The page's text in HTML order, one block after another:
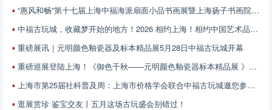
“惠风和畅”第十七届上海中福海派扇面小品书画展暨上海扬子书画院第五届扇面小品书画邀请展征稿启事
中福古玩城，收藏梦开始的地方！2026 相约上海！相约中国艺术品精品展！6月13-21日 不见不散！
重磅展讯｜元明颜色釉瓷器及标本精品展5月28日中福古玩城开幕
重磅巡展登陆上海！《御色千秋——元明颜色釉瓷器标本精品展 》5月28日中福古玩城开展
上海市第25届社科普及周：上海市价格学会联合中福古玩城邀您参加——艺术品价值解读与鉴赏专场
逛展赏珍 鉴宝交友丨五月这场古玩盛会别错过！